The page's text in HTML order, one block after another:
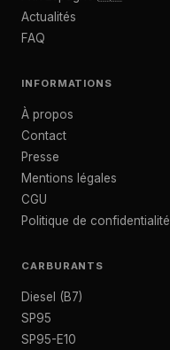
Actualités
FAQ
INFORMATIONS
À propos
Contact
Presse
Mentions légales
CGU
Politique de confidentialité
CARBURANTS
Diesel (B7)
SP95
SP95-E10